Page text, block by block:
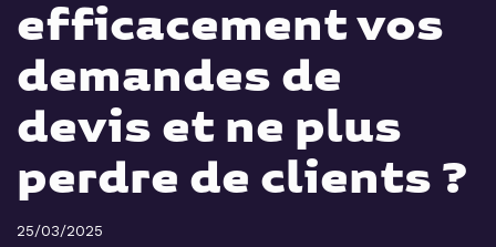
efficacement vos
demandes de
devis et ne plus
perdre de clients ?
25/03/2025